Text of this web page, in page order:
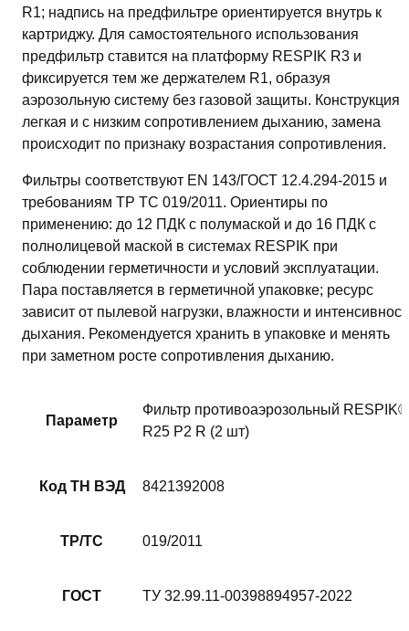
R1; надпись на предфильтре ориентируется внутрь к
картриджу. Для самостоятельного использования
предфильтр ставится на платформу RESPIK R3 и
фиксируется тем же держателем R1, образуя
аэрозольную систему без газовой защиты. Конструкция
легкая и с низким сопротивлением дыханию, замена
происходит по признаку возрастания сопротивления.
Фильтры соответствуют EN 143/ГОСТ 12.4.294-2015 и
требованиям ТР ТС 019/2011. Ориентиры по
применению: до 12 ПДК с полумаской и до 16 ПДК с
полнолицевой маской в системах RESPIK при
соблюдении герметичности и условий эксплуатации.
Пара поставляется в герметичной упаковке; ресурс
зависит от пылевой нагрузки, влажности и
дыхания. Рекомендуется хранить в упаковке и менять
при заметном росте сопротивления дыханию.
Параметр
Фильтр противоаэрозольный RESPIK®
R25 P2 R (2 шт)
Код ТН ВЭД 8421392008
ТР/ТС 019/2011
ГОСТ ТУ 32.99.11-00398894957-2022